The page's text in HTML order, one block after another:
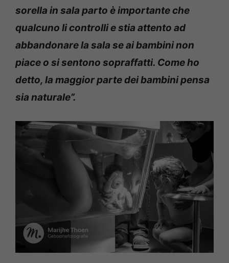
sorella in sala parto è importante che
qualcuno li controlli e stia attento ad
abbandonare la sala se ai bambini non
piace o si sentono sopraffatti. Come ho
detto, la maggior parte dei bambini pensa
sia naturale”.